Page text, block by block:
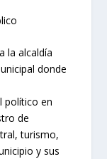
la alcaldía
donde
político en
de
turismo,
y sus